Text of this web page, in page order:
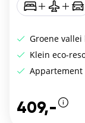
Groene
Klein eco-
Appartement
409,-